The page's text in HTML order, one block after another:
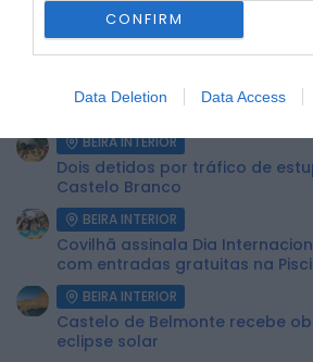
CONFIRM
Data Deletion Data Access
Centum Cellas entra na fase
ULS da Guarda recebe quatro
Móveis de Saúde
BEIRA INTERIOR
Dois detidos por tráfico de
Castelo Branco
BEIRA INTERIOR
Covilhã assinala Dia
com entradas gratuitas na
BEIRA INTERIOR
Castelo de Belmonte recebe
eclipse solar